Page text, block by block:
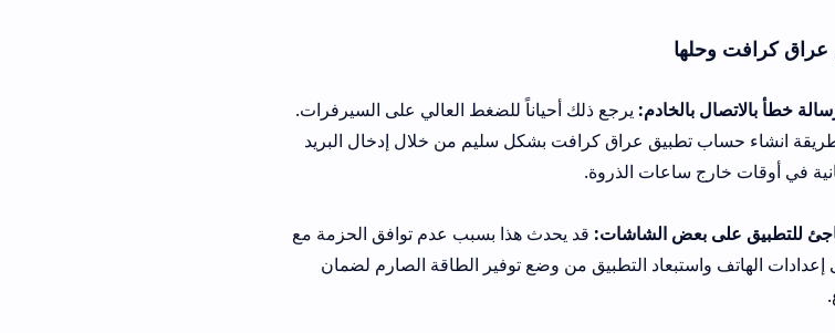
بالخادم:يرجع ذلك أحياناً للضغط العالي على السيرفرات.
تطبيق عراق كرافت بشكل سليم من خلال إدخال البريد
ساعات الذروة.
بعض الشاشات:قد يحدث هذا بسبب عدم توافق الحزمة مع
واستبعاد التطبيق من وضع توفير الطاقة الصارم لضمان